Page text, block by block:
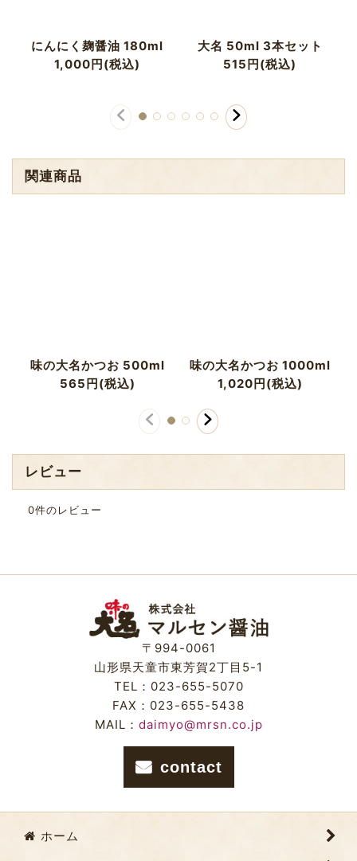
にんにく麹醤油 180ml
1,000円(税込)
大名 50ml 3本セット
515円(税込)
関連商品
味の大名かつお 500ml
565円(税込)
味の大名かつお 1000ml
1,020円(税込)
レビュー
0件のレビュー
〒994-0061
山形県天童市東芳賀2丁目5-1
TEL：023-655-5070
FAX：023-655-5438
MAIL： daimyo@mrsn.co.jp
contact
ホーム